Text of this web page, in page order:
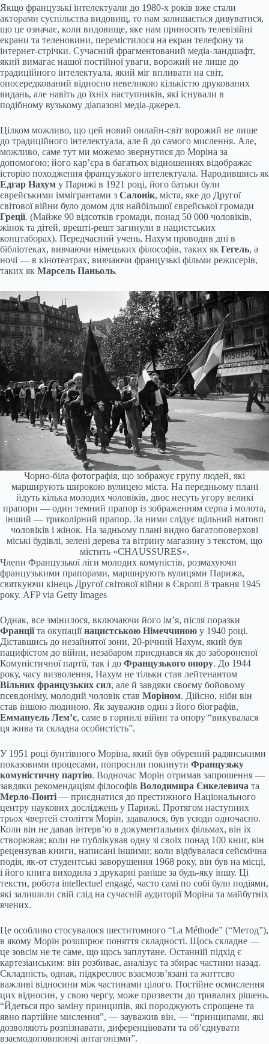
Якщо французькі інтелектуали до 1980-х років вже стали
акторами суспільства видовищ, то нам залишається дивуватися,
що це означає, коли видовище, яке нам приносять телевізійні
екрани та теленовини, перемістилося на екран телефону та
інтернет-стрічки. Сучасний фрагментований медіа-ландшафт,
який вимагає нашої постійної уваги, ворожий не лише до
традиційного інтелектуала, який міг впливати на світ,
опосередкований відносно невеликою кількістю друкованих
видань, але навіть до їхніх наступників, які існували в
подібному вузькому діапазоні медіа-джерел.
Цілком можливо, що цей новий онлайн-світ ворожий не лише
до традиційного інтелектуала, але й до самого мислення. Але,
можливо, саме тут ми можемо звернутися до Моріна за
допомогою; його кар’єра в багатьох відношеннях відображає
історію походження французького інтелектуала. Народившись як
Едгар Нахум у Парижі в 1921 році, його батьки були
єврейськими іммігрантами з Салонік, міста, яке до Другої
світової війни було домом для найбільшої єврейської громади
Греції. (Майже 90 відсотків громади, понад 50 000 чоловіків,
жінок та дітей, врешті-решт загинули в нацистських
концтаборах). Передчасний учень, Нахум проводив дні в
бібліотеках, вивчаючи німецьких філософів, таких як Гегель, а
ночі — в кінотеатрах, вивчаючи французькі фільми режисерів,
таких як Марсель Паньоль.
Чорно-біла фотографія, що зображує групу людей, які
марширують широкою вулицею міста. На передньому плані
йдуть кілька молодих чоловіків, двоє несуть угору великі
прапори — один темний прапор із зображенням серпа і молота,
інший — триколірний прапор. За ними слідує щільний натовп
чоловіків і жінок. На задньому плані видно багатоповерхові
міські будівлі, зелені дерева та вітрину магазину з текстом, що
містить «CHAUSSURES».
Члени Французької ліги молодих комуністів, розмахуючи
французькими прапорами, марширують вулицями Парижа,
святкуючи кінець Другої світової війни в Європі 8 травня 1945
року. AFP via Getty Images
Однак, все змінилося, включаючи його ім’я, після поразки
Франціїта окупаціїнацистською Німеччиною у 1940 році.
Діставшись до незайнятої зони, 20-річний Нахум, який був
пацифістом до війни, незабаром приєднався як до забороненої
Комуністичної партії, так і до Французького опору. До 1944
року, часу визволення, Нахум не тільки став лейтенантом
Вільних французьких сил, але й завдяки своєму бойовому
псевдоніму, молодий чоловік став Моріном. Дійсно, ніби він
став іншою людиною. Як зауважив один з його біографів,
Еммануель Лем’є, саме в горнилі війни та опору “викувалася
ця жива та складна особистість”.
У 1951 році бунтівного Моріна, який був обурений радянськими
показовими процесами, попросили покинути Французьку
комуністичну партію. Водночас Морін отримав запрошення —
завдяки рекомендаціям філософів Володимира Єнкелевича та
Мерло-Понті — приєднатися до престижного Національного
центру наукових досліджень у Парижі. Протягом наступних
трьох чвертей століття Морін, здавалося, був усюди одночасно.
Коли він не давав інтерв’ю в документальних фільмах, він їх
створював; коли не публікував одну зі своїх понад 100 книг, він
рецензував книги, написані іншими; коли відбувалася сейсмічна
подія, як-от студентські заворушення 1968 року, він був на місці,
і його книга виходила з друкарні раніше за будь-яку іншу. Ці
тексти, робота intellectuel engagé, часто самі по собі були подіями,
які залишили свій слід на сучасній аудиторії Моріна та майбутніх
вчених.
Це особливо стосувалося шеститомного “La Méthode” (“Метод”),
в якому Морін розширює поняття складності. Щось складне —
це зовсім не те саме, що щось заплутане. Останній підхід є
картезіанським: він розбиває, аналізує та збирає частини назад.
Складність, однак, підкреслює взаємозв’язані та життєво
важливі відносини між частинами цілого. Постійне осмислення
цих відносин, у свою чергу, може призвести до тривалих рішень.
“Йдеться про заміну принципів, які породжують спрощене та
явно партійне мислення”, — зауважив він, — “принципами, які
дозволяють розпізнавати, диференціювати та об’єднувати
взаємодоповнюючі антагонізми”.